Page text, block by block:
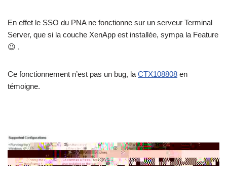
En effet le SSO du PNA ne fonctionne sur un serveur Terminal
Server, que si la couche XenApp est installée, sympa la Feature
😉 .
Ce fonctionnement n’est pas un bug, la CTX108808 en
témoigne.